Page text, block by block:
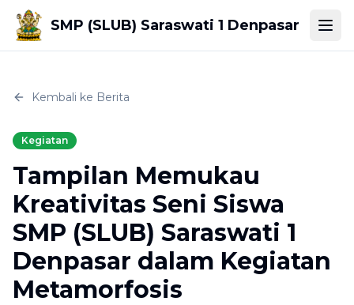
SMP (SLUB) Saraswati 1 Denpasar
Kembali ke Berita
Kegiatan
Tampilan Memukau
Kreativitas Seni Siswa
SMP (SLUB) Saraswati 1
Denpasar dalam Kegiatan
Metamorfosis